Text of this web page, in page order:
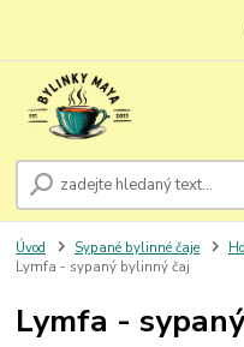
Úvod Sypané bylinné čaje
Lymfa - sypaný bylinný čaj
Lymfa -